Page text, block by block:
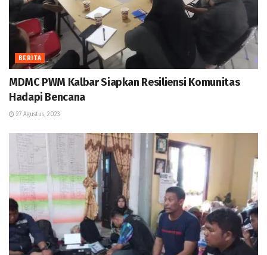
BERITA
MDMC PWM Kalbar Siapkan Resiliensi Komunitas
Hadapi Bencana
27 Agustus, 2023